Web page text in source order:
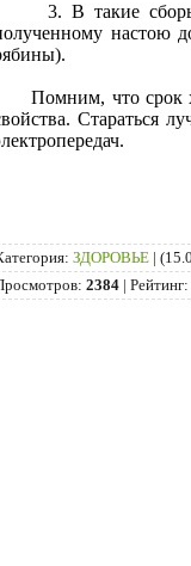
3. В такие сборы
настою
Помним, что срок
Стараться
: ЗДОРОВЬЕ |
: 2384 | Рейтинг: